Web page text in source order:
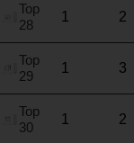
Top
28
1 2
Top
29
1 3
Top
30
1 2